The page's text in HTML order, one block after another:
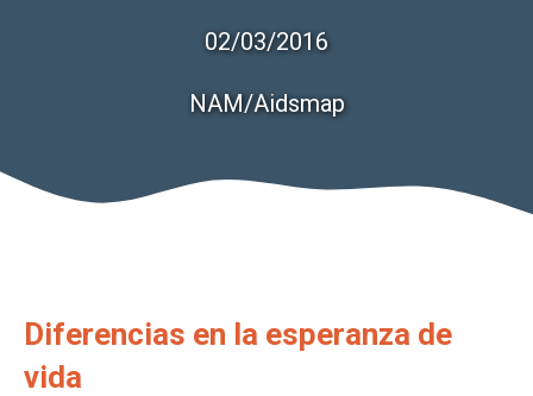
02/03/2016
NAM/Aidsmap
Diferencias en la esperanza de
vida